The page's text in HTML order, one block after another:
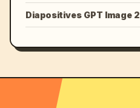
Diapositives GPT Image 2